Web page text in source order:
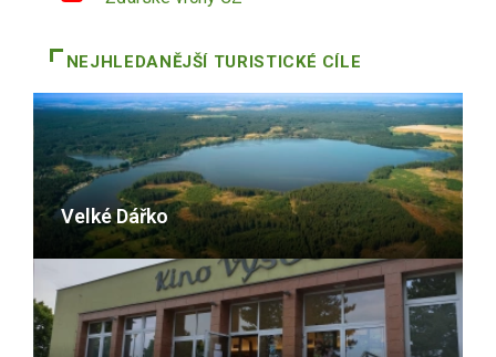
NEJHLEDANĚJŠÍ TURISTICKÉ CÍLE
Velké Dářko